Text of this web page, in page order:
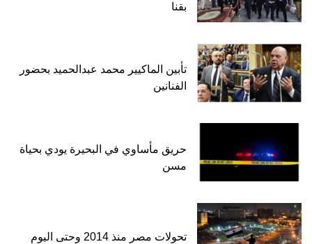
بقنا
تأبين الماكيير محمد عبدالحميد بحضور
الفنانين
حريق مأساوي في البحيرة يودي بحياة
مسن
تحولات مصر منذ 2014 وحتى اليوم